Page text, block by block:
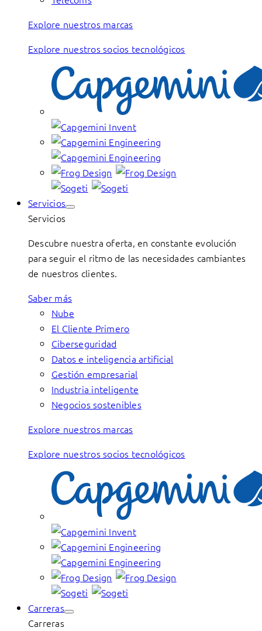
Explore nuestros marcas
Explore nuestros socios tecnológicos
Servicios
Servicios
Descubre nuestra oferta, en constante evolución
para seguir el ritmo de las necesidades cambiantes
de nuestros clientes.
Saber más
Nube
El Cliente Primero
Ciberseguridad
Datos e inteligencia artificial
Gestión empresarial
Industria inteligente
Negocios sostenibles
Explore nuestros marcas
Explore nuestros socios tecnológicos
Carreras
Carreras